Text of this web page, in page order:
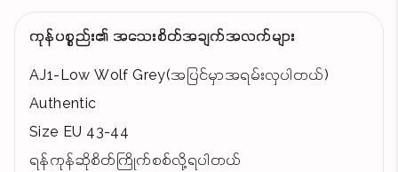
ကုန်ပစ္စည်း၏ အသေးစိတ်အချက်အလက်များ
AJ1-Low Wolf Grey(အပြင်မှာအရမ်းလှပါတယ်)
Authentic
Size EU 43-44
ရန်ကုန်ဆိုစိတ်ကြိုက်စစ်လို့ရပါတယ်